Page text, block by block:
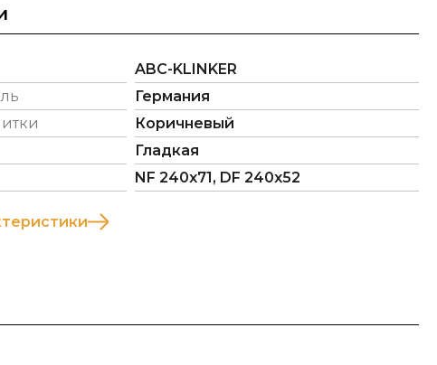
ABC-KLINKER
Германия
Коричневый
Гладкая
NF 240х71, DF 240х52